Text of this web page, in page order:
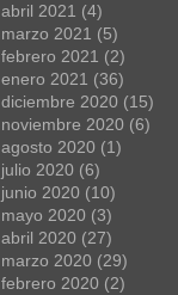
abril 2021 (4)
marzo 2021 (5)
febrero 2021 (2)
enero 2021 (36)
diciembre 2020 (15)
noviembre 2020 (6)
agosto 2020 (1)
julio 2020 (6)
junio 2020 (10)
mayo 2020 (3)
abril 2020 (27)
marzo 2020 (29)
febrero 2020 (2)